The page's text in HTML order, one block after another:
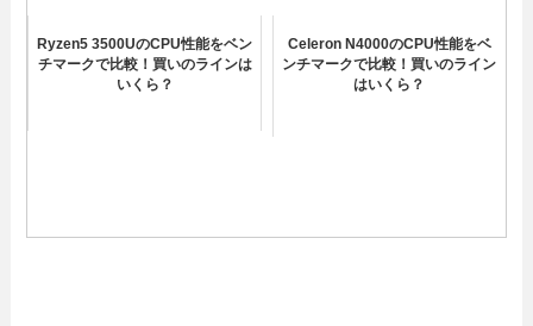
Ryzen5 3500UのCPU性能をベン
チマークで比較！買いのラインは
いくら？
Celeron N4000のCPU性能をベ
ンチマークで比較！買いのライン
はいくら？